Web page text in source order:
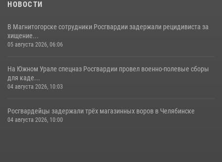
НОВОСТИ
В Магнитогорске сотрудники Росгвардии задержали рецидивиста за
хищение...
05 августа 2026, 06:06
На Южном Урале спецназ Росгвардии провел военно-полевые сборы
для каде...
04 августа 2026, 10:03
Росгвардейцы задержали трёх магазинных воров в Челябинске
04 августа 2026, 10:00